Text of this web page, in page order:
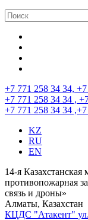
+7 771 258 34 34,
+7 771 258 34 34 ,
+7 771 258 34 34
KZ
RU
EN
14-я Казахстанская
противопожарная
связь и дроны»
Алматы, Казахстан
КЦДС "Атакент"